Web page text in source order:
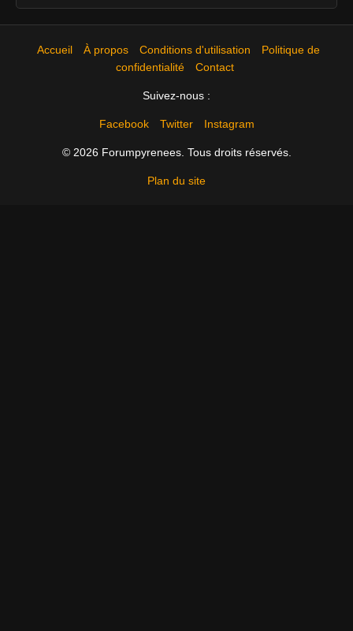
Accueil À propos Conditions d'utilisation
Politique de
confidentialité
Contact
Suivez-nous :
Facebook Twitter Instagram
© 2026 Forumpyrenees. Tous droits réservés.
Plan du site